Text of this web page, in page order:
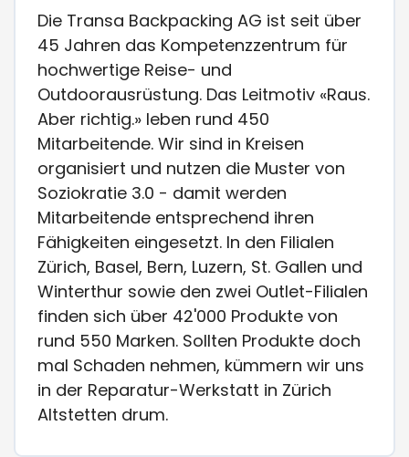
Die Transa Backpacking AG ist seit über
45 Jahren das Kompetenzzentrum für
hochwertige Reise- und
Outdoorausrüstung. Das Leitmotiv «Raus.
Aber richtig.» leben rund 450
Mitarbeitende. Wir sind in Kreisen
organisiert und nutzen die Muster von
Soziokratie 3.0 - damit werden
Mitarbeitende entsprechend ihren
Fähigkeiten eingesetzt. In den Filialen
Zürich, Basel, Bern, Luzern, St. Gallen und
Winterthur sowie den zwei Outlet-Filialen
finden sich über 42'000 Produkte von
rund 550 Marken. Sollten Produkte doch
mal Schaden nehmen, kümmern wir uns
in der Reparatur-Werkstatt in Zürich
Altstetten drum.